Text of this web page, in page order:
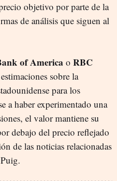
objetivo por parte de la
de análisis que siguen al
of America o RBC
sobre la
para los
a haber experimentado una
el valor mantiene su
debajo del precio reflejado
de las noticias relacionadas